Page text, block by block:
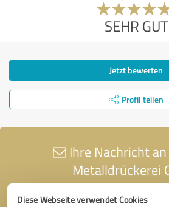
Diese Webseite verwendet Cookies
SEHR GUT
Jetzt bewerten
Profil teilen
Ihre Nachricht
Metalldrückerei